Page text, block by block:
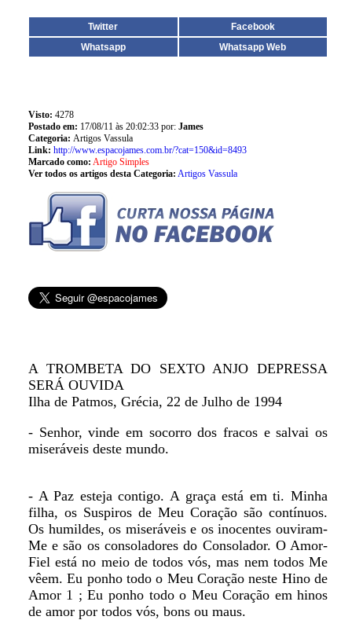
Twitter
Facebook
Whatsapp
Whatsapp Web
Visto: 4278
Postado em: 17/08/11 às 20:02:33 por: James
Categoria: Artigos Vassula
Link: http://www.espacojames.com.br/?cat=150&id=8493
Marcado como: Artigo Simples
Ver todos os artigos desta Categoria: Artigos Vassula
A TROMBETA DO SEXTO ANJO DEPRESSA
SERÁ OUVIDA
Ilha de Patmos, Grécia, 22 de Julho de 1994
- Senhor, vinde em socorro dos fracos e salvai os
miseráveis deste mundo.
- A Paz esteja contigo. A graça está em ti. Minha
filha, os Suspiros de Meu Coração são contínuos.
Os humildes, os miseráveis e os inocentes ouviram-
Me e são os consoladores do Consolador. O Amor-
Fiel está no meio de todos vós, mas nem todos Me
vêem. Eu ponho todo o Meu Coração neste Hino de
Amor 1 ; Eu ponho todo o Meu Coração em hinos
de amor por todos vós, bons ou maus.